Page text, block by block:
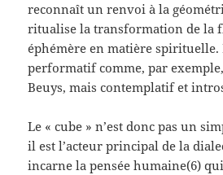
reconnaît un renvoi à la
ritualise la transformation de la
éphémère en matière spirituelle.
performatif comme, par
Beuys, mais contemplatif et
Le « cube » n’est donc pas un
il est l’acteur principal de la
incarne la pensée humaine(6)